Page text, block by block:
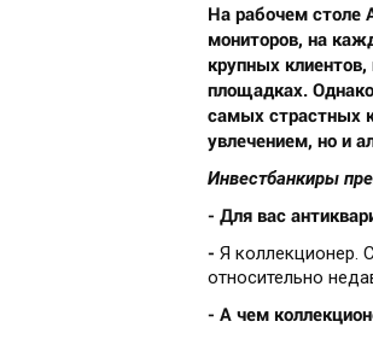
На рабочем столе
мониторов, на
крупных
площадках.
самых страстных
увлечением, но и
Инвестбанкиры
- Для вас
- Я коллекционер.
относительно
- А чем